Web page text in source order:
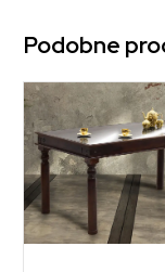
Podobne